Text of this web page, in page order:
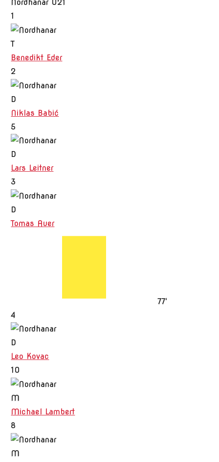
Nordhanar U21
1
T
Benedikt Eder
2
D
Niklas Babić
5
D
Lars Leitner
3
D
Tomas Auer
77'
4
D
Leo Kovac
10
M
Michael Lambert
8
M